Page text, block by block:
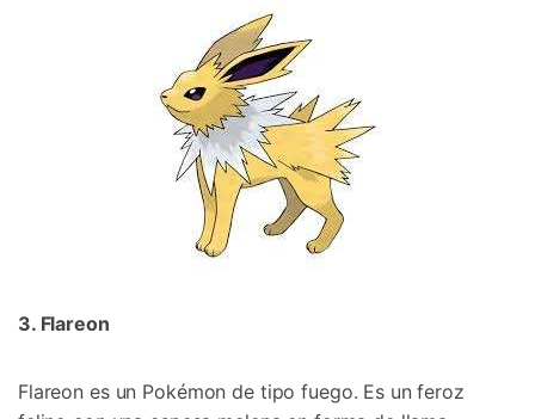
3. Flareon󠀲󠀡󠀨󠀠󠀢󠀣󠀢󠀦󠀦󠀳
Flareon es un Pokémon de tipo fuego.󠀲󠀡󠀨󠀠󠀢󠀣󠀢󠀦󠀧󠀳 Es un feroz